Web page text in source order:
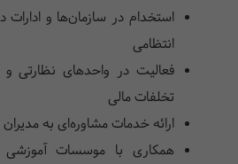
استخدام در سازمان‌ها و ادارات
انتظامی
فعالیت در واحدهای نظارتی و
تخلفات مالی
ارائه خدمات مشاوره‌ای به
همکاری با موسسات